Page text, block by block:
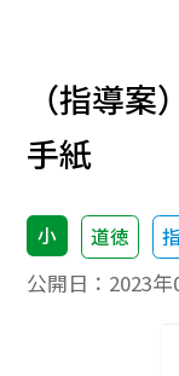
（指導
手紙
小 道徳
公開日： 2023